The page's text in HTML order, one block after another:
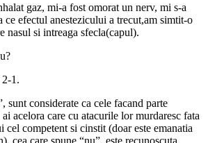
gaz, mi-a fost omorat un nerv, mi s-a
ce efectul anestezicului a trecut,am simtit-o
nasul si intreaga sfecla(capul).
1.
sunt considerate ca cele facand parte
acelora care cu atacurile lor murdaresc fata
cel competent si cinstit (doar este emanatia
cea care spune “nu”, este recunoscuta